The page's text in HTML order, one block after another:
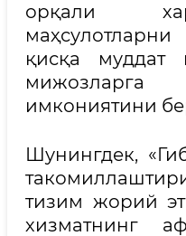
орқали
қисқа муддат
имкониятини
Шунингдек,
тизим жорий
хизматнинг